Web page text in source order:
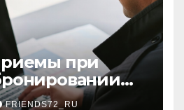
при
FRIENDS72_RU